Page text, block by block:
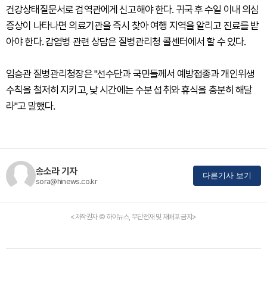
건강상태질문서로 검역관에게 신고해야 한다. 귀국 후 수일 이내 의심
증상이 나타나면 의료기관을 즉시 찾아 여행 지역을 알리고 진료를 받
아야 한다. 감염병 관련 상담은 질병관리청 콜센터에서 할 수 있다.
임승관 질병관리청장은 "선수단과 국민들께서 예방접종과 개인위생
수칙을 철저히 지키고, 낮 시간에는 수분 섭취와 휴식을 충분히 해달
라"고 말했다.
송소라 기자
sora@hinews.co.kr
다른기사 보기
<저작권자 © 하이뉴스, 무단전재 및 재배포 금지>